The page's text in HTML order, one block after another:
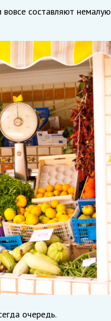
составляют немалую
очередь.